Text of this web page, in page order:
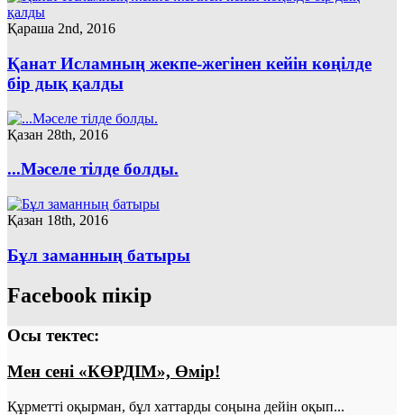
Қараша 2nd, 2016
Қанат Исламның жекпе-жегінен кейін көңілде
бір дық қалды
Қазан 28th, 2016
...Мәселе тілде болды.
Қазан 18th, 2016
Бұл заманның батыры
Facebook пікір
Осы тектес:
Мен сені «КӨРДІМ», Өмір!
Құрметті оқырман, бұл хаттарды соңына дейін оқып...